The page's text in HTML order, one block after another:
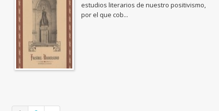
BIOGRAFÍA: GENERAL
BIOLOGIA, CIENCIAS DE LA VIDA
Ver todas... (110)
estudios literarios de nuestro positivismo,
por el que cob...